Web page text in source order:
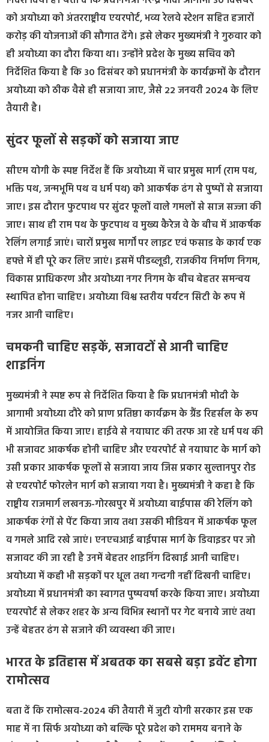
को अयोध्या को अंतरराष्ट्रीय एयरपोर्ट, भव्य रेलवे स्टेशन सहित हजारों
करोड़ की योजनाओं की सौगात देंगे। इसे लेकर मुख्यमंत्री ने गुरुवार को
ही अयोध्या का दौरा किया था। उन्होंने प्रदेश के मुख्य सचिव को
निर्देशित किया है कि 30 दिसंबर को प्रधानमंत्री के कार्यक्रमों के दौरान
अयोध्या को ठीक वैसे ही सजाया जाए, जैसे 22 जनवरी 2024 के लिए
तैयारी है।
सुंदर फूलों से सड़कों को सजाया जाए
सीएम योगी के स्पष्ट निर्देश हैं कि अयोध्या में चार प्रमुख मार्ग (राम पथ,
भक्ति पथ, जन्मभूमि पथ व धर्म पथ) को आकर्षक ढंग से पुष्पों से सजाया
जाए। इस दौरान फुटपाथ पर सुंदर फूलों वाले गमलों से साज सज्जा की
जाए। साथ ही राम पथ के फुटपाथ व मुख्य कैरेज वे के बीच में आकर्षक
रेलिंग लगाई जाएं। चारों प्रमुख मार्गों पर लाइट एवं फसाड के कार्य एक
हफ्ते में ही पूरे कर लिए जाएं। इसमें पीडब्लूडी, राजकीय निर्माण निगम,
विकास प्राधिकरण और अयोध्या नगर निगम के बीच बेहतर समन्वय
स्थापित होना चाहिए। अयोध्या विश्व स्तरीय पर्यटन सिटी के रूप में
नजर आनी चाहिए।
चमकनी चाहिए सड़कें, सजावटों से आनी चाहिए
शाइनिंग
मुख्यमंत्री ने स्पष्ट रूप से निर्देशित किया है कि प्रधानमंत्री मोदी के
आगामी अयोध्या दौरे को प्राण प्रतिष्ठा कार्यक्रम के ग्रैंड रिहर्सल के रूप
में आयोजित किया जाए। हाईवे से नयाघाट की तरफ आ रहे धर्म पथ की
भी सजावट आकर्षक होनी चाहिए और एयरपोर्ट से नयाघाट के मार्ग को
उसी प्रकार आकर्षक फूलों से सजाया जाय जिस प्रकार सुल्तानपुर रोड
से एयरपोर्ट फोरलेन मार्ग को सजाया गया है। मुख्यमंत्री ने कहा है कि
राष्ट्रीय राजमार्ग लखनऊ-गोरखपुर में अयोध्या बाईपास की रेलिंग को
आकर्षक रंगों से पेंट किया जाय तथा उसकी मीडियन में आकर्षक फूल
व गमले आदि रखे जाएं। एनएचआई बाईपास मार्ग के डिवाइडर पर जो
सजावट की जा रही है उनमें बेहतर शाइनिंग दिखाई आनी चाहिए।
अयोध्या में कही भी सड़कों पर धूल तथा गन्दगी नहीं दिखनी चाहिए।
अयोध्या में प्रधानमंत्री का स्वागत पुष्पवर्षा करके किया जाए। अयोध्या
एयरपोर्ट से लेकर शहर के अन्य विभिन्न स्थानों पर गेट बनाये जाएं तथा
उन्हें बेहतर ढंग से सजाने की व्यवस्था की जाए।
भारत के इतिहास में अबतक का सबसे बड़ा इवेंट होगा
रामोत्सव
बता दें कि रामोत्सव-2024 की तैयारी में जुटी योगी सरकार इस एक
माह में ना सिर्फ अयोध्या को बल्कि पूरे प्रदेश को राममय बनाने के